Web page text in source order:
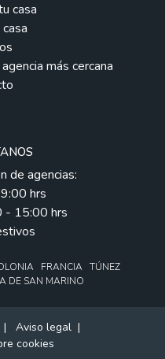
casa
más cercana
de agencias:
hrs
- 15:00 hrs
FRANCIA TÚNEZ
DE SAN MARINO
| Aviso legal |
cookies